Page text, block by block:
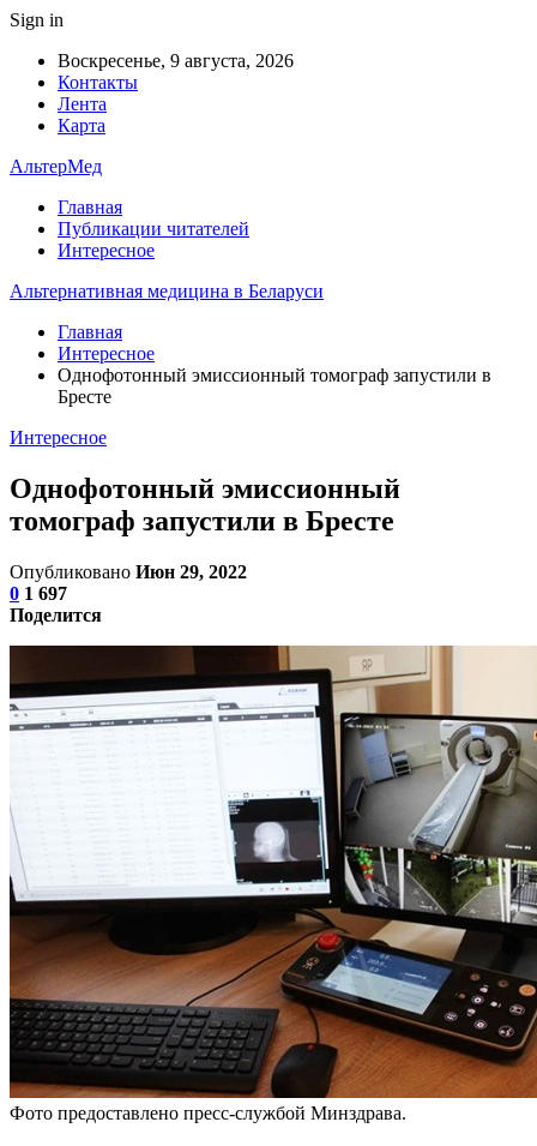
Sign in
Воскресенье, 9 августа, 2026
Контакты
Лента
Карта
АльтерМед
Главная
Публикации читателей
Интересное
Альтернативная медицина в Беларуси
Главная
Интересное
Однофотонный эмиссионный томограф запустили в
Бресте
Интересное
Однофотонный эмиссионный
томограф запустили в Бресте
Опубликовано Июн 29, 2022
0 1 697
Поделится
Фото предоставлено пресс-службой Минздрава.